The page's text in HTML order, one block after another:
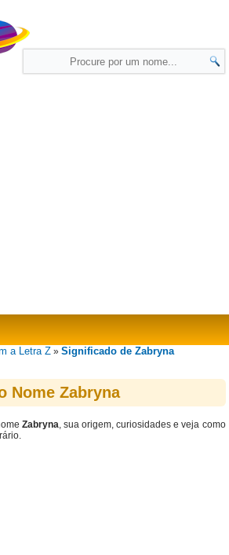
a Letra Z »Significado de Zabryna
Nome Zabryna
Zabryna, sua origem, curiosidades e veja como